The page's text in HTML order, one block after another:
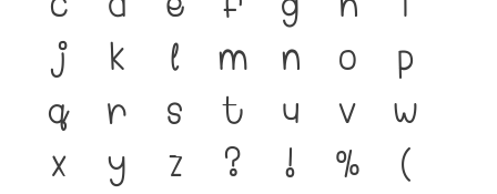
j
k l m n o
p
q
r s t u v
w
x
y z ? ! %
(